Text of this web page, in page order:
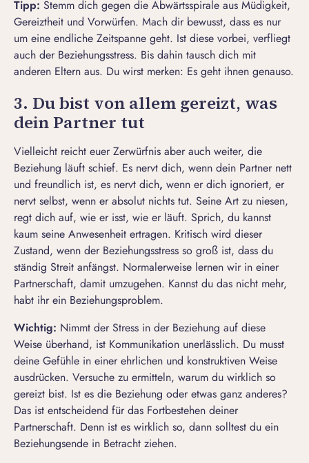
Tipp: Stemm dich gegen die Abwärtsspirale aus Müdigkeit,
Gereiztheit und Vorwürfen. Mach dir bewusst, dass es nur
um eine endliche Zeitspanne geht. Ist diese vorbei, verfliegt
auch der Beziehungsstress. Bis dahin tausch dich mit
anderen Eltern aus. Du wirst merken: Es geht ihnen genauso.
3. Du bist von allem gereizt, was
dein Partner tut
Vielleicht reicht euer Zerwürfnis aber auch weiter, die
Beziehung läuft schief. Es nervt dich, wenn dein Partner nett
und freundlich ist, es nervt dich, wenn er dich ignoriert, er
nervt selbst, wenn er absolut nichts tut. Seine Art zu niesen,
regt dich auf, wie er isst, wie er läuft. Sprich, du kannst
kaum seine Anwesenheit ertragen. Kritisch wird dieser
Zustand, wenn der Beziehungsstress so groß ist, dass du
ständig Streit anfängst. Normalerweise lernen wir in einer
Partnerschaft, damit umzugehen. Kannst du das nicht mehr,
habt ihr ein Beziehungsproblem.
Wichtig: Nimmt der Stress in der Beziehung auf diese
Weise überhand, ist Kommunikation unerlässlich. Du musst
deine Gefühle in einer ehrlichen und konstruktiven Weise
ausdrücken. Versuche zu ermitteln, warum du wirklich so
gereizt bist. Ist es die Beziehung oder etwas ganz anderes?
Das ist entscheidend für das Fortbestehen deiner
Partnerschaft. Denn ist es wirklich so, dann solltest du ein
Beziehungsende in Betracht ziehen.